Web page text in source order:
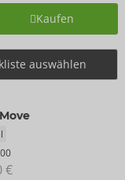
Kaufen
auswählen
€